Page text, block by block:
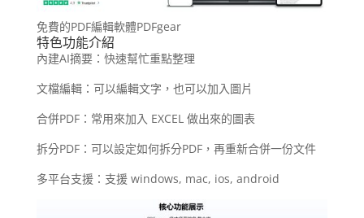
免費的PDF編輯軟體PDFgear
特色功能介紹
內建AI摘要：快速幫忙重點整理
文檔編輯：可以編輯文字，也可以加入圖片
合併PDF：常用來加入 EXCEL 做出來的圖表
拆分PDF：可以設定如何拆分PDF，再重新合併一份文件
多平台支援：支援 windows, mac, ios, android